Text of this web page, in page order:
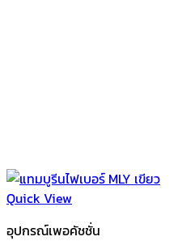
Quick View
อุปกรณ์เพอคัชชั่น